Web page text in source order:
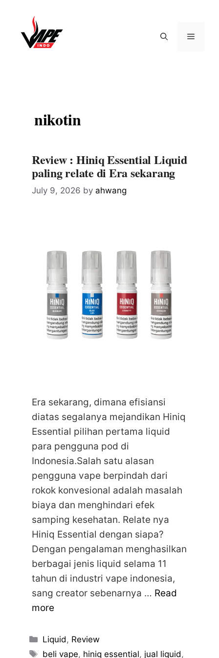
content
Menu
nikotin
Review : Hiniq Essential Liquid
paling relate di Era sekarang
July 9, 2026 by ahwang
Era sekarang, dimana efisiansi
diatas segalanya mejandikan Hiniq
Essential pilihan pertama liquid
para pengguna pod di
Indonesia.Salah satu alasan
pengguna vape berpindah dari
rokok konvesional adalah masalah
biaya dan menghindari efek
samping kesehatan. Relate nya
Hiniq Essential dengan siapa?
Dengan pengalaman menghasilkan
berbagai jenis liquid selama 11
tahun di industri vape indonesia,
sang creator sebenarnya … Read
more
Categories
Liquid, Review
Tags
beli vape, hiniq essential, jual liquid,